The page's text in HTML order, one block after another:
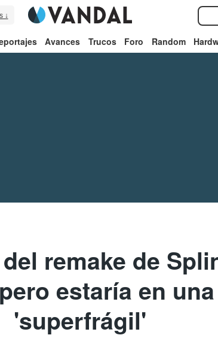
↓
Avances Trucos Foro Random
remake de
estaría en
'superfrágil'